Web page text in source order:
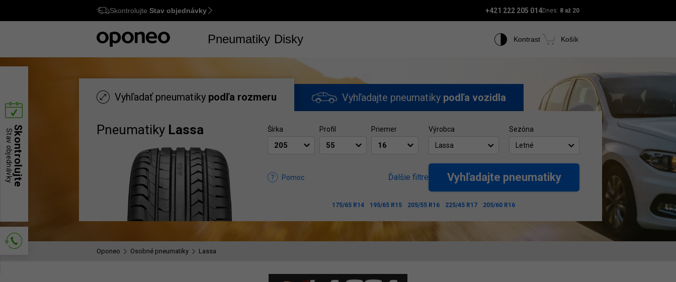
Ctrl M
Skontrolujte Stav objednávky +421 222 205 014Dnes: 8 až 20
Pneumatiky Disky Kontrast Košík
Vyhľadať pneumatiky podľa rozmeru Vyhľadajte pneumatiky podľa vozidla
Pneumatiky Lassa Šírka Profil Priemer
Výrobca
Lassa
Sezóna
Letné
Pomoc Ďalšie filtre Vyhľadajte pneumatiky
175/65 R14 195/65 R15 205/55 R16 225/45 R17 205/60 R16
Oponeo Osobné pneumatiky Lassa
Skontrolujte
Stav objednávky